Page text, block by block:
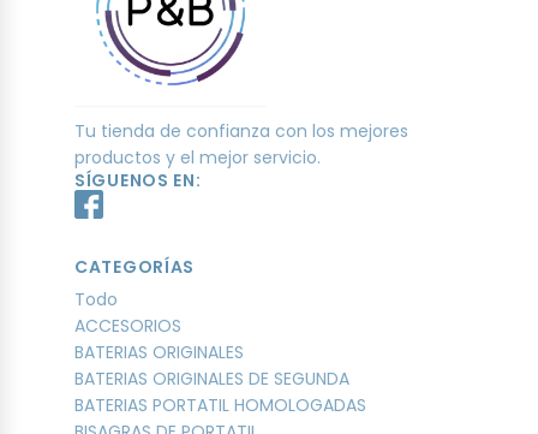
Tu tienda de confianza con los mejores
productos y el mejor servicio.
SÍGUENOS EN:
CATEGORÍAS
Todo
ACCESORIOS
BATERIAS ORIGINALES
BATERIAS ORIGINALES DE SEGUNDA
BATERIAS PORTATIL HOMOLOGADAS